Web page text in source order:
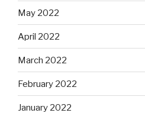
May 2022
April 2022
March 2022
February 2022
January 2022